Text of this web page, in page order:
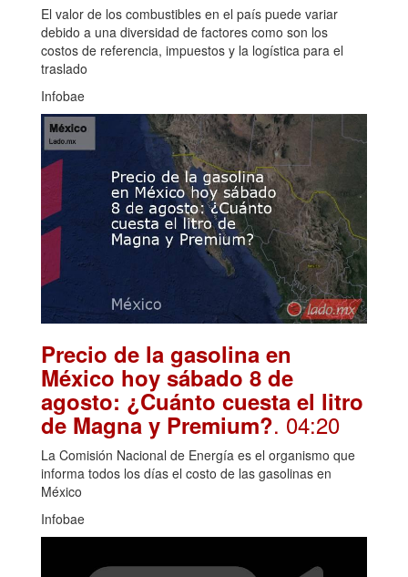
El valor de los combustibles en el país puede variar
debido a una diversidad de factores como son los
costos de referencia, impuestos y la logística para el
traslado
Infobae
Precio de la gasolina en
México hoy sábado 8 de
agosto: ¿Cuánto cuesta el litro
de Magna y Premium?. 04:20
La Comisión Nacional de Energía es el organismo que
informa todos los días el costo de las gasolinas en
México
Infobae